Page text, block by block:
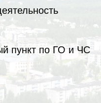
пункт по ГО и ЧС